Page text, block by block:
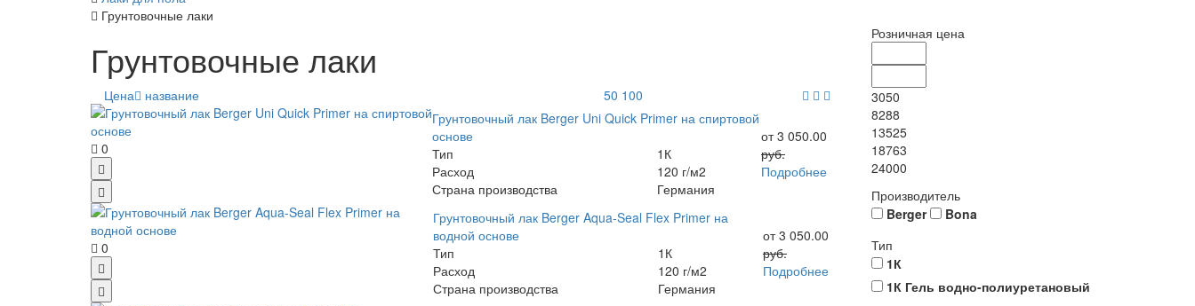
Грунтовочные лаки
Розничная цена
3050
8288
13525
18763
24000
Производитель
Berger
Bona
Тип
1К
1К Гель водно-полиуретановый
Грунтовочные лаки
Цена название 50 100
0
Грунтовочный лак Berger Uni Quick Primer на спиртовой
основе
Тип
1К
Расход
120 г/м2
Страна производства
Германия
от 3 050.00
руб.
Подробнее
0
Грунтовочный лак Berger Aqua-Seal Flex Primer на
водной основе
Тип
1К
Расход
120 г/м2
Страна производства
Германия
от 3 050.00
руб.
Подробнее